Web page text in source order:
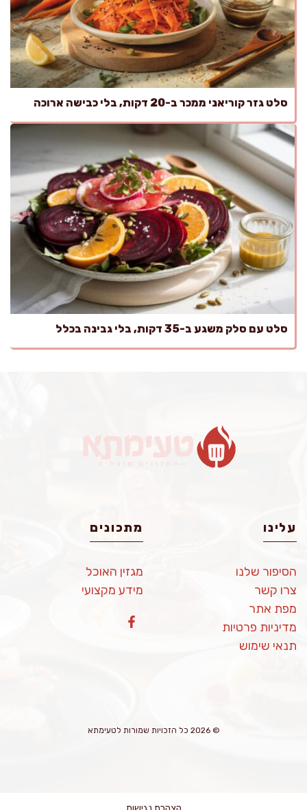
סלט גזר קוריאני ממכר ב-20 דקות, בלי כבישה ארוכה
סלט עם סלק משגע ב-35 דקות, בלי גבינה בכלל
עלינו
הסיפור שלנו
צרו קשר
מפת אתר
מדיניות פרטיות
תנאי שימוש
מתכונים
מגזין האוכל
מידע מקצועי
© 2026 כל הזכויות שמורות לטעימתא